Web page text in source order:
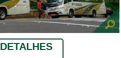
DETALHES